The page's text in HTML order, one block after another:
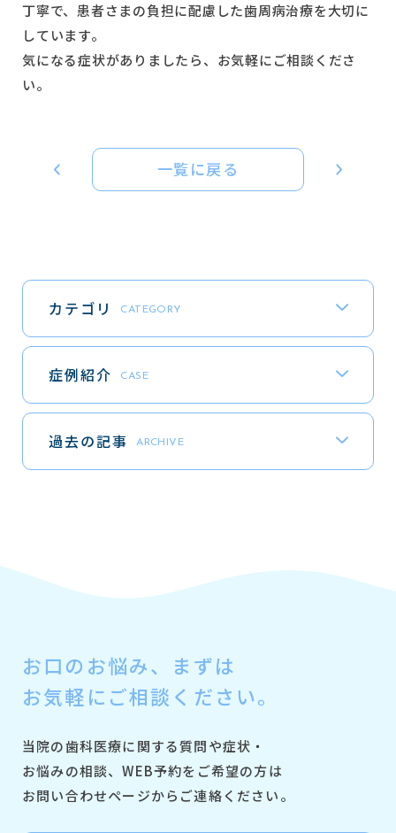
カテゴリ CATEGORY
症例紹介 CASE
過去の記事 ARCHIVE
丁寧で、患者さまの負担に配慮した歯周病治療を大切に
しています。
気になる症状がありましたら、お気軽にご相談くださ
い。
一覧に戻る
お口のお悩み、
まずは
お気軽にご相談ください。
当院の歯科医療に関する質問や症状・
お悩みの相談、WEB予約をご希望の方は
お問い合わせページからご連絡ください。